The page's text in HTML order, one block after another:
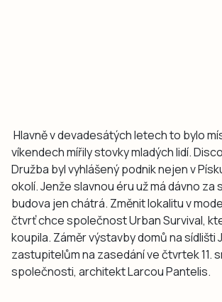
Hlavně v devadesátých letech to bylo
víkendech mířily stovky mladých lidí.
Družba byl vyhlášený podnik nejen v
okolí. Jenže slavnou éru už má dávno za
budova jen chátrá. Změnit lokalitu v
čtvrť chce společnost Urban Survival,
koupila. Záměr výstavby domů na sídlišti
zastupitelům na zasedání ve čtvrtek 11.
společnosti, architekt Larcou Pantelis.